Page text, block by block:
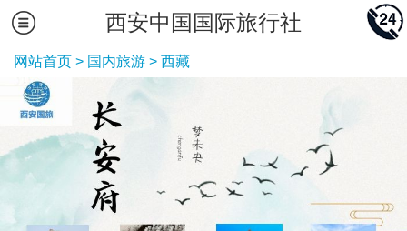
西安中国国际旅行社
网站首页 > 国内旅游 > 西藏